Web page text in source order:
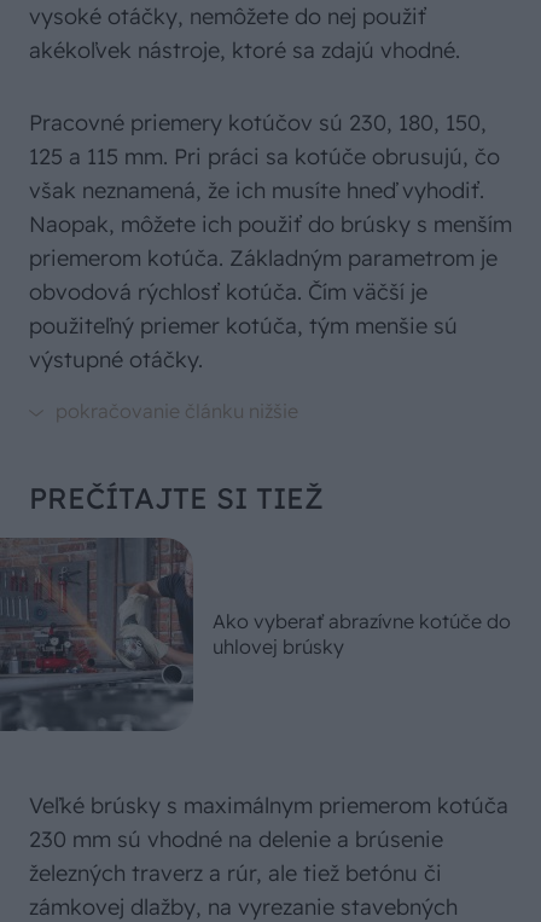
vysoké otáčky, nemôžete do nej použiť
akékoľvek nástroje, ktoré sa zdajú vhodné.
Pracovné priemery kotúčov sú 230, 180, 150,
125 a 115 mm. Pri práci sa kotúče obrusujú, čo
však neznamená, že ich musíte hneď vyhodiť.
Naopak, môžete ich použiť do brúsky s menším
priemerom kotúča. Základným parametrom je
obvodová rýchlosť kotúča. Čím väčší je
použiteľný priemer kotúča, tým menšie sú
výstupné otáčky.
PREČÍTAJTE SI TIEŽ
Ako vyberať abrazívne kotúče do
uhlovej brúsky
Veľké brúsky s maximálnym priemerom kotúča
230 mm sú vhodné na delenie a brúsenie
železných traverz a rúr, ale tiež betónu či
zámkovej dlažby, na vyrezanie stavebných